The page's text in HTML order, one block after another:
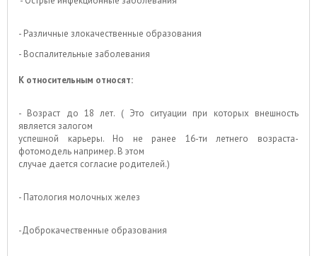
- Различные злокачественные образования
- Воспалительные заболевания
К относительным относят:
- Возраст до 18 лет. ( Это ситуации при которых внешность
является залогом
успешной карьеры. Но не ранее 16-ти летнего возраста-
фотомодель например. В этом
случае дается согласие родителей.)
- Патология молочных желез
-Доброкачественные образования